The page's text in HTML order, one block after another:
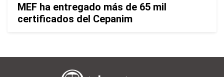
MEF ha entregado más de 65 mil
certificados del Cepanim